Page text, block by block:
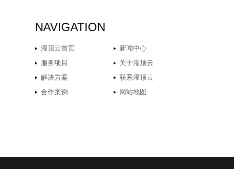
NAVIGATION
灌顶云首页
新闻中心
服务项目
关于灌顶云
解决方案
联系灌顶云
合作案例
网站地图